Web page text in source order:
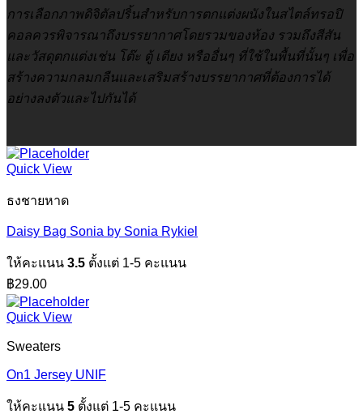
การเลือกภาพดิจิตัลปริ้นสำหรับการตกแต่งผนังในสไตล์ทรอปิ
คอลควรพิจารณาถึงบรรยากาศโดยรวมของห้อง รวมถึงสีสัน
และวัสดุตกแต่งเช่น โต๊ะ ตู้ เตียง หรืออื่นๆ ที่ใช้ในพื้นที่นั้นๆ เพื่อ
สร้างความกลมกลืนและเสริมสร้างบรรยากาศที่ต้องการได้
อย่างลงตัวและไปกันได้
Quick View
ธงชายหาด
Daisy Bag Sonia by Sonia Rykiel
ให้คะแนน 3.5 ตั้งแต่ 1-5 คะแนน
฿29.00
Quick View
Sweaters
On1 Jersey UNIF
ให้คะแนน 5 ตั้งแต่ 1-5 คะแนน